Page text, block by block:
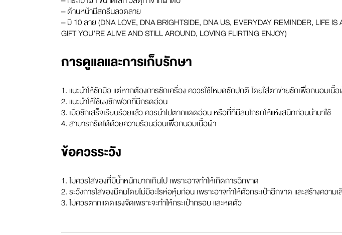
– ด้านหน้ามีสกรีนลวดลาย
– มี 10 ลาย (DNA LOVE, DNA BRIGHTSIDE, DNA US, EVERYDAY REMINDER, LIFE
GIFT YOU’RE ALIVE AND STILL AROUND, LOVING FLIRTING ENJOY)
การดูแลและการเก็บรักษา
1. แนะนำให้ซักมือ แต่หากต้องการซักเครื่อง คววรใช้โหมดซักปกติ โดยใส่ตาข่ายซักเพื่อถนอมเนื้
2. แนะนำให้ใช้ผงซักฟอกที่มีกรดอ่อน
3. เมื่อซักเสร็จเรียบร้อยแล้ว ควรนำไปตากแดดอ่อน หรือที่ที่มีลมโกรกให้แห้งสนิทก่อนนำมาใช้
4. สามารถรีดได้ด้วยความร้อนอ่อนเพื่อถนอมเนื้อผ้า
ข้อควรระวัง
1. ไม่ควรใส่ของที่มีน้ำหนักมากเกินไป เพราะอาจทำให้เกิดการฉีกขาด
2. ระวังการใส่ของมีคมโดยไม่มีอะไรห่อหุ้มก่อน เพราะอาจทำให้ตัวกระเป๋าฉีกขาด และสร้างความ
3. ไม่ควรตากแดดแรงจัดเพราะจะทำให้กระเป๋ากรอบ และหดตัว